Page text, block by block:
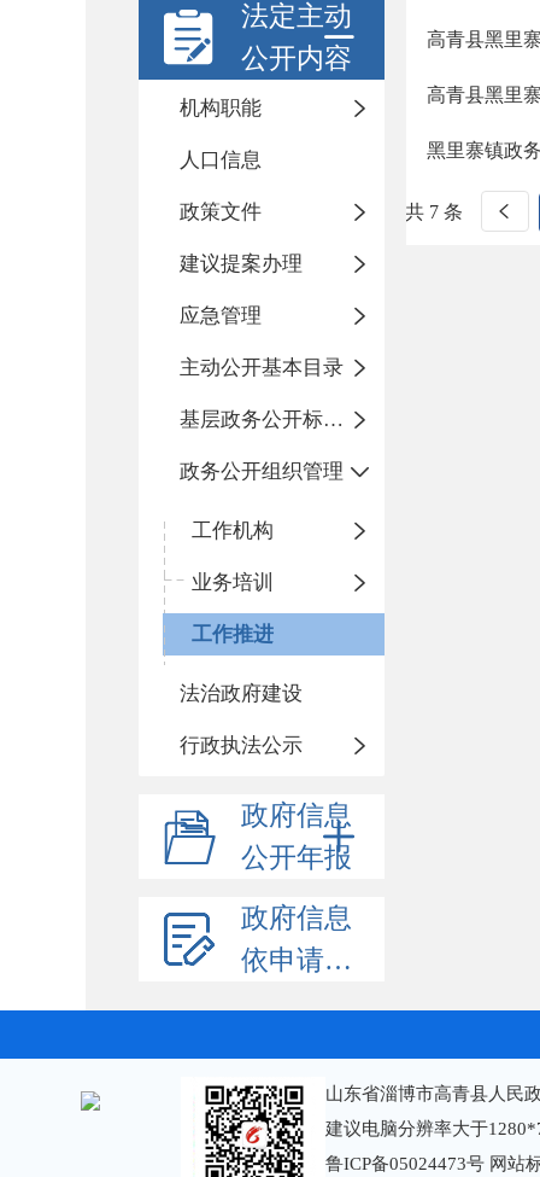
法定主动
公开内容
机构职能
人口信息
政策文件
建议提案办理
应急管理
主动公开基本目录
基层政务公开标准化规范化
政务公开组织管理
工作机构
业务培训
工作推进
法治政府建设
行政执法公示
政府信息
公开年报
政府信息
依申请公开
高青县黑里
高青县黑里
黑里寨镇政
共 7 条
山东省淄博市高青县人民
建议电脑分辨率大于
鲁ICP备05024473号 网站